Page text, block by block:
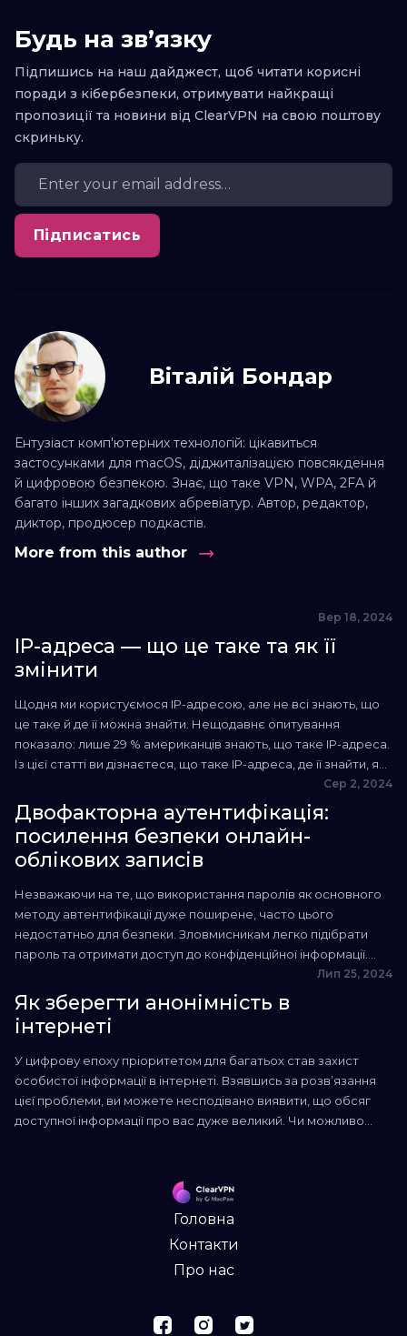
Будь на звʼязку
Підпишись на наш дайджест, щоб читати корисні
поради з кібербезпеки, отримувати найкращі
пропозиції та новини від ClearVPN на свою поштову
скриньку.
Підписатись
Віталій Бондар
Ентузіаст комп'ютерних технологій: цікавиться
застосунками для macOS, діджиталізацією повсякдення
й цифровою безпекою. Знає, що таке VPN, WPA, 2FA й
багато інших загадкових абревіатур. Автор, редактор,
диктор, продюсер подкастів.
More from this author
Вер 18, 2024
IP-адреса — що це таке та як її
змінити
Щодня ми користуємося IP-адресою, але не всі знають, що
це таке й де її можна знайти. Нещодавнє опитування
показало: лише 29 % американців знають, що таке IP-адреса.
Із цієї статті ви дізнаєтеся, що таке IP-адреса, де її знайти, як
змінити й чому вам знадобиться застосунок ClearVPN.
Завантажити ClearVPN Насолоджуйся вільним та безпечним
доступом до будь-якого закутка...
Сер 2, 2024
Двофакторна аутентифікація:
посилення безпеки онлайн-
облікових записів
Незважаючи на те, що використання паролів як основного
методу автентифікації дуже поширене, часто цього
недостатньо для безпеки. Зловмисникам легко підібрати
пароль та отримати доступ до конфіденційної інформації.
Тому двофакторна аутентифікація стала одним з основних
засобів безпеки онлайн-сервісів. Сьогодні майже кожен
веб-сайт з формою входу пропонує користувачам увімкнути
двофакторну аутентифікацію. У цій статті ми розповімо, що...
Лип 25, 2024
Як зберегти анонімність в
інтернеті
У цифрову епоху пріоритетом для багатьох став захист
особистої інформації в інтернеті. Взявшись за розв’язання
цієї проблеми, ви можете несподівано виявити, що обсяг
доступної інформації про вас дуже великий. Чи можливо
використання VPN? У статті ми поділимося порадами,...
Головна
Контакти
Про нас